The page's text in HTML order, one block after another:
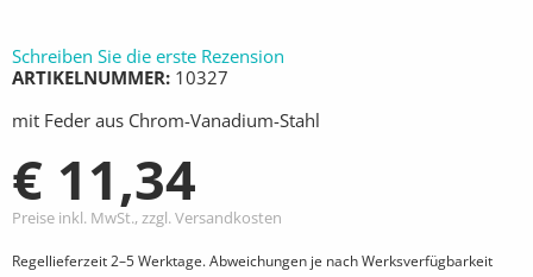
Schreiben Sie die erste Rezension
ARTIKELNUMMER 10327
mit Feder aus Chrom-Vanadium-Stahl
€ 11,34
Preise inkl. MwSt., zzgl. Versandkosten
Regellieferzeit 2–5 Werktage. Abweichungen je nach Werksverfügbarkeit